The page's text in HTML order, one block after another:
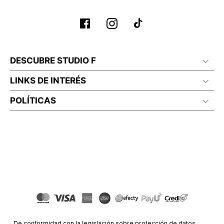
DESCUBRE STUDIO F
LINKS DE INTERÉS
POLÍTICAS